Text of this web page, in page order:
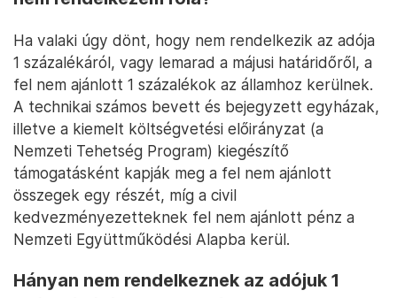
Ha valaki úgy dönt, hogy nem rendelkezik az adója
1 százalékáról, vagy lemarad a májusi határidőről, a
fel nem ajánlott 1 százalékok az államhoz kerülnek.
A technikai számos bevett és bejegyzett egyházak,
illetve a kiemelt költségvetési előirányzat (a
Nemzeti Tehetség Program) kiegészítő
támogatásként kapják meg a fel nem ajánlott
összegek egy részét, míg a civil
kedvezményezetteknek fel nem ajánlott pénz a
Nemzeti Együttműködési Alapba kerül.
Hányan nem rendelkeznek az adójuk 1